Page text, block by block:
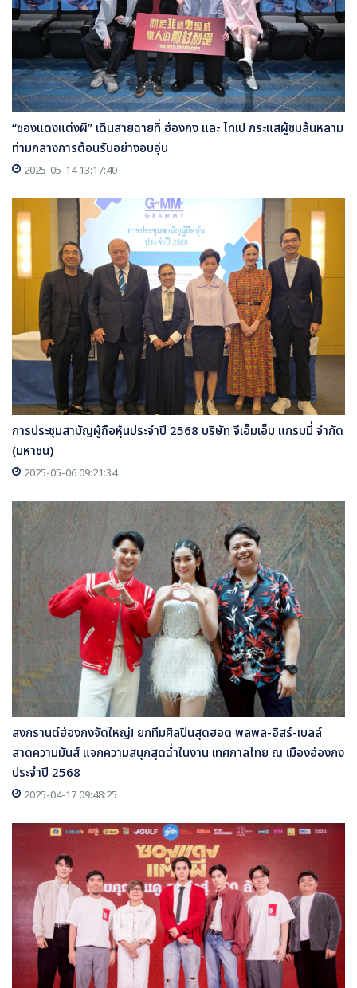
“ซองแดงแต่งผี” เดินสายฉายที่ ฮ่องกง และ ไทเป กระแสผู้ชมล้นหลาม
ท่ามกลางการต้อนรับอย่างอบอุ่น
2025-05-14 13:17:40
การประชุมสามัญผู้ถือหุ้นประจำปี 2568 บริษัท จีเอ็มเอ็ม แกรมมี่ จำกัด
(มหาชน)
2025-05-06 09:21:34
สงกรานต์ฮ่องกงจัดใหญ่! ยกทีมศิลปินสุดฮอต พลพล-อิสร์-เบลล์
สาดความมันส์ แจกความสนุกสุดฉ่ำในงาน เทศกาลไทย ณ เมืองฮ่องกง
ประจำปี 2568
2025-04-17 09:48:25